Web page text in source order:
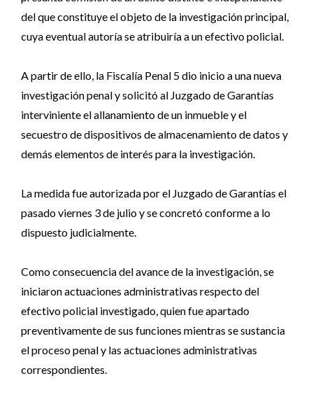
del que constituye el objeto de la investigación principal,
cuya eventual autoría se atribuiría a un efectivo policial.
A partir de ello, la Fiscalía Penal 5 dio inicio a una nueva
investigación penal y solicitó al Juzgado de Garantías
interviniente el allanamiento de un inmueble y el
secuestro de dispositivos de almacenamiento de datos y
demás elementos de interés para la investigación.
La medida fue autorizada por el Juzgado de Garantías el
pasado viernes 3 de julio y se concretó conforme a lo
dispuesto judicialmente.
Como consecuencia del avance de la investigación, se
iniciaron actuaciones administrativas respecto del
efectivo policial investigado, quien fue apartado
preventivamente de sus funciones mientras se sustancia
el proceso penal y las actuaciones administrativas
correspondientes.